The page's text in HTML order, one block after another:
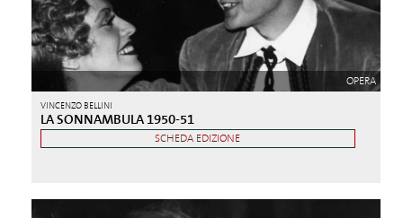
OPERA
VINCENZO BELLINI
LA SONNAMBULA 1950-51
SCHEDA EDIZIONE